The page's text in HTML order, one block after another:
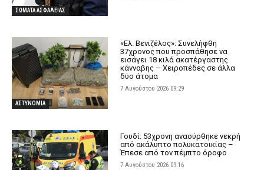
ΣΩΜΑΤΑ ΑΣΦΑΛΕΙΑΣ
ΑΣΤΥΝΟΜΙΑ
«Ελ. Βενιζέλος»: Συνελήφθη
37χρονος που προσπάθησε να
εισάγει 18 κιλά ακατέργαστης
κάνναβης – Χειροπέδες σε άλλα
δύο άτομα
7 Αυγούστου 2026 09:29
Γουδί: 53χρονη ανασύρθηκε νεκρή
από ακάλυπτο πολυκατοικίας –
Έπεσε από τον πέμπτο όροφο
7 Αυγούστου 2026 09:16